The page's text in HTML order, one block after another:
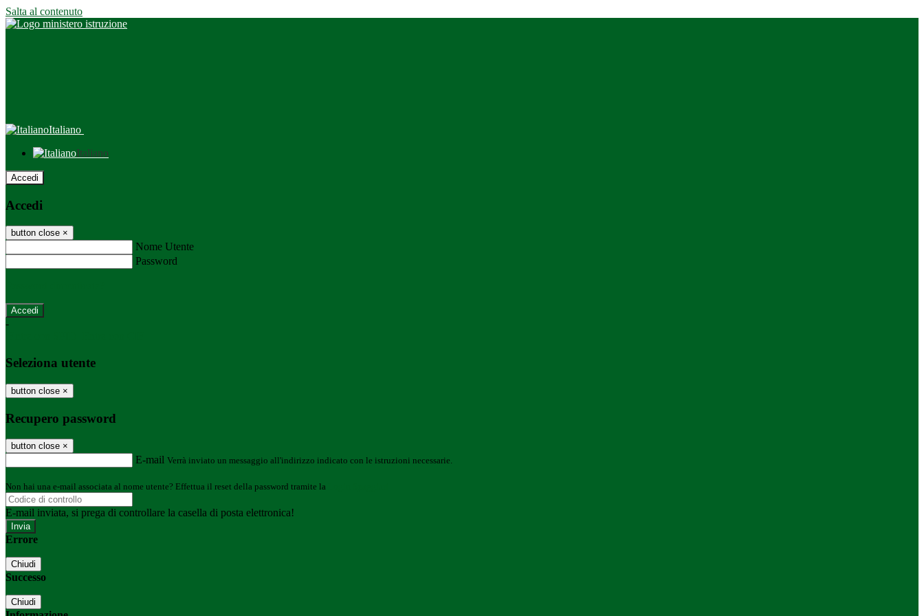
Salta al contenuto
Italiano
Italiano
Accedi
Accedi
button close ×
Nome Utente
Password
-
Seleziona utente
button close ×
Recupero password
button close ×
E-mail Verrà inviato un messaggio all'indirizzo indicato con le istruzioni necessarie.
Non hai una e-mail associata al nome utente? Effettua il reset della password tramite la
E-mail inviata, si prega di controllare la casella di posta elettronica!
Errore
Chiudi
Successo
Chiudi